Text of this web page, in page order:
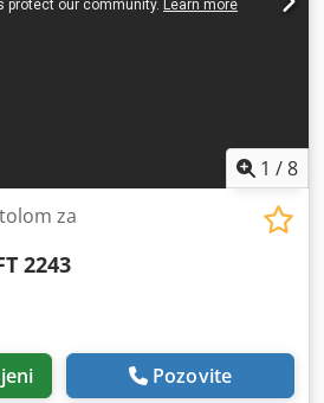
1 /8
za
2243
Pozovite